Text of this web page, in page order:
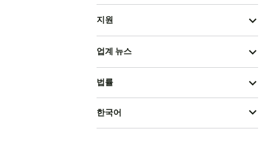
지원
업계 뉴스
법률
한국어